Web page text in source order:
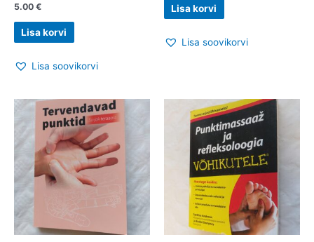
5.00 €
Lisa korvi
Lisa soovikorvi
Lisa korvi
Lisa soovikorvi